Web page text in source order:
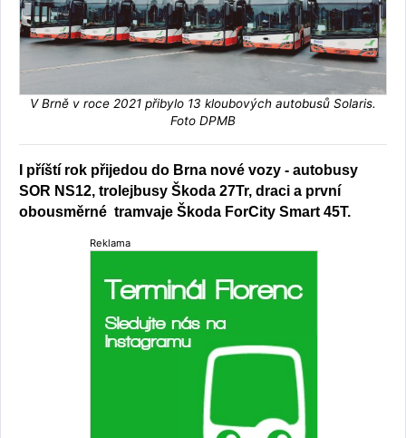
V Brně v roce 2021 přibylo 13 kloubových autobusů Solaris.
Foto DPMB
I příští rok přijedou do Brna nové vozy - autobusy
SOR NS12, trolejbusy Škoda 27Tr, draci a první
obousměrné tramvaje Škoda ForCity Smart 45T.
Reklama